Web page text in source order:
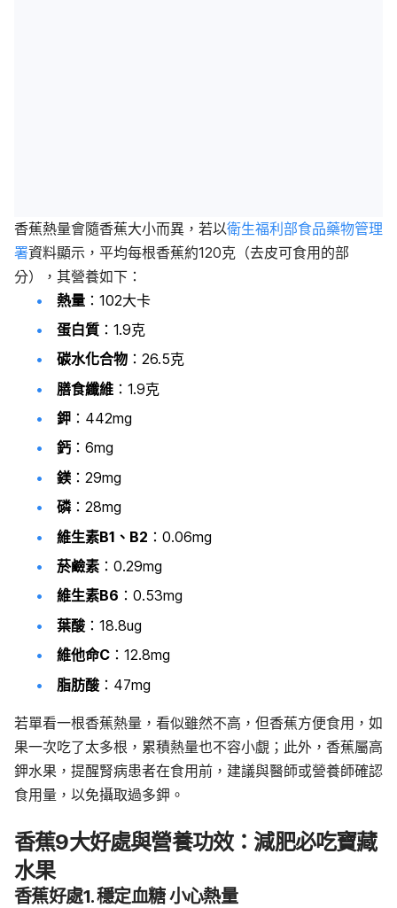
香蕉熱量會隨香蕉大小而異，若以衛生福利部食品藥物管理
署資料顯示，平均每根香蕉約120克（去皮可食用的部
分），其營養如下：
熱量 ：102大卡
蛋白質 ：1.9克
碳水化合物 ：26.5克
膳食纖維 ：1.9克
鉀 ：442mg
鈣 ：6mg
鎂 ：29mg
磷：28mg
維生素B1、B2 ：0.06mg
菸鹼素 ：0.29mg
維生素B6 ：0.53mg
葉酸 ：18.8ug
維他命C ：12.8mg
脂肪酸 ：47mg
若單看一根香蕉熱量，看似雖然不高，但香蕉方便食用，如
果一次吃了太多根，累積熱量也不容小覷；此外，香蕉屬高
鉀水果，提醒腎病患者在食用前，建議與醫師或營養師確認
食用量，以免攝取過多鉀。
香蕉9大好處與營養功效：減肥必吃寶藏
水果
香蕉好處1. 穩定血糖 小心熱量